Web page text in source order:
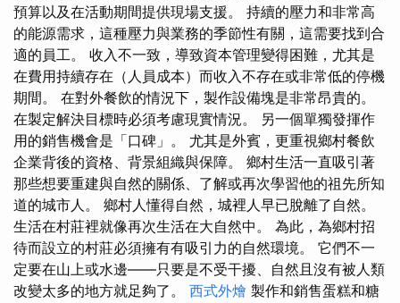
預算以及在活動期間提供現場支援。 持續的壓力和非常高
的能源需求，這種壓力與業務的季節性有關，這需要找到合
適的員工。 收入不一致，導致資本管理變得困難，尤其是
在費用持續存在（人員成本）而收入不存在或非常低的停機
期間。 在對外餐飲的情況下，製作設備塊是非常昂貴的。
在製定解決目標時必須考慮現實情況。 另一個單獨發揮作
用的銷售機會是「口碑」。 尤其是外賓，更重視鄉村餐飲
企業背後的資格、背景組織與保障。 鄉村生活一直吸引著
那些想要重建與自然的關係、了解或再次學習他的祖先所知
道的城市人。 鄉村人懂得自然，城裡人早已脫離了自然。
生活在村莊裡就像再次生活在大自然中。 為此，為鄉村招
待而設立的村莊必須擁有有吸引力的自然環境。 它們不一
定要在山上或水邊——只要是不受干擾、自然且沒有被人類
改變太多的地方就足夠了。 西式外燴 製作和銷售蛋糕和糖